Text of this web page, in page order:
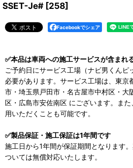
SSET-Je# [258]
Facebookでシェア
✅本品は車両への施工サービスが含まれ
ご予約日にサービス工場（ナビ男くんピ
必要があります。サービス工場は、東京
市・埼玉県戸田市・名古屋市中村区・大
区・広島市安佐南区 にございます。ま
用いただくことも可能です。
✅製品保証・施工保証は1年間です
施工日から1年間が保証期間となります
ついては無償対応いたします。